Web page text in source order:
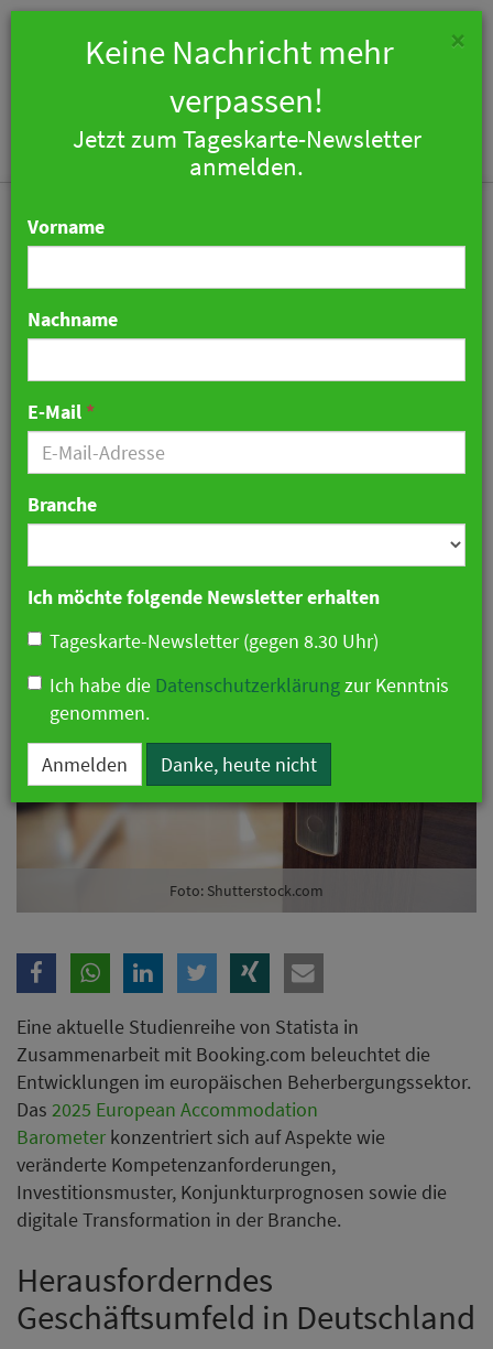
Accommodation
Barometer 2025 –
Verhaltene Entwicklung
der Hotellerie in
Deutschland
Foto: Shutterstock.com
Eine aktuelle Studienreihe von Statista in
Zusammenarbeit mit Booking.com beleuchtet die
Entwicklungen im europäischen Beherbergungssektor.
Das 2025 European Accommodation
Barometer konzentriert sich auf Aspekte wie
veränderte Kompetenzanforderungen,
Investitionsmuster, Konjunkturprognosen sowie die
digitale Transformation in der Branche.
Herausforderndes
Geschäftsumfeld in Deutschland
×
Keine Nachricht mehr
verpassen!
Jetzt zum Tageskarte-Newsletter
anmelden.
Vorname
Nachname
E-Mail *
Branche
Ich möchte folgende Newsletter erhalten
Tageskarte-Newsletter (gegen 8.30 Uhr)
Ich habe die Datenschutzerklärungzur Kenntnis
genommen.
Anmelden Danke, heute nicht